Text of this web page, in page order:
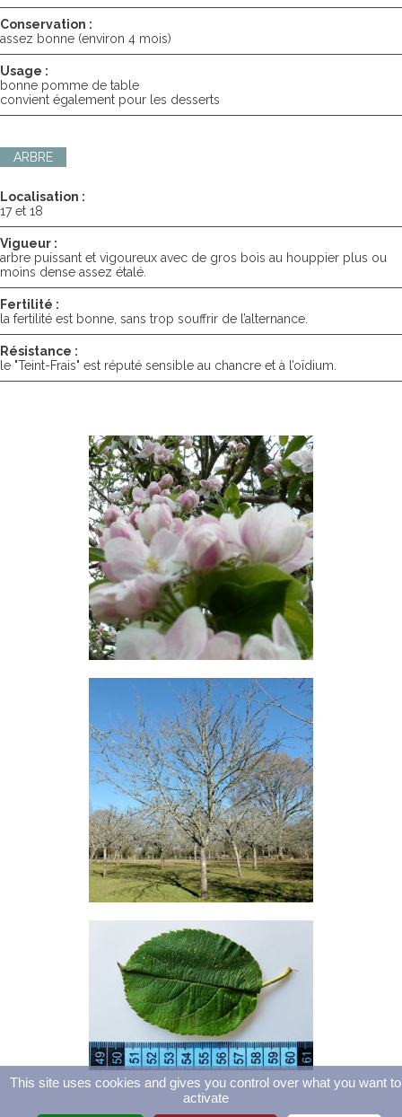
Conservation :
assez bonne (environ 4 mois)
Usage :
bonne pomme de table
convient également pour les desserts
ARBRE
Localisation :
17 et 18
Vigueur :
arbre puissant et vigoureux avec de gros bois au houppier plus ou
moins dense assez étalé.
Fertilité :
la fertilité est bonne, sans trop souffrir de l’alternance.
Résistance :
le "Teint-Frais" est réputé sensible au chancre et à l’oïdium.
This site uses cookies and gives you control over what you want to
activate